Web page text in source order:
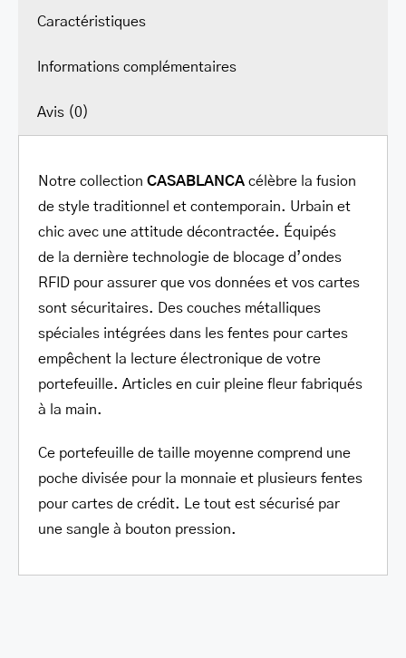
Caractéristiques
Informations complémentaires
Avis (0)
Notre collectionCASABLANCAcélèbre la fusion
de style traditionnel et contemporain. Urbain et
chic avec une attitude décontractée. Équipés
de la dernière technologie de blocage d’ondes
RFID pour assurer que vos données et vos cartes
sont sécuritaires. Des couches métalliques
spéciales intégrées dans les fentes pour cartes
empêchent la lecture électronique de votre
portefeuille. Articles en cuir pleine fleur fabriqués
à la main.
Ce portefeuille de taille moyenne comprend une
poche divisée pour la monnaie et plusieurs fentes
pour cartes de crédit. Le tout est sécurisé par
une sangle à bouton pression.